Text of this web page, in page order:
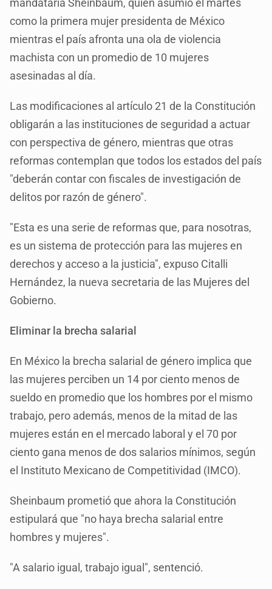
mandataria Sheinbaum, quien asumió el martes
como la primera mujer presidenta de México
mientras el país afronta una ola de violencia
machista con un promedio de 10 mujeres
asesinadas al día.
Las modificaciones al artículo 21 de la Constitución
obligarán a las instituciones de seguridad a actuar
con perspectiva de género, mientras que otras
reformas contemplan que todos los estados del país
"deberán contar con fiscales de investigación de
delitos por razón de género".
"Esta es una serie de reformas que, para nosotras,
es un sistema de protección para las mujeres en
derechos y acceso a la justicia", expuso Citalli
Hernández, la nueva secretaria de las Mujeres del
Gobierno.
Eliminar la brecha salarial
En México la brecha salarial de género implica que
las mujeres perciben un 14 por ciento menos de
sueldo en promedio que los hombres por el mismo
trabajo, pero además, menos de la mitad de las
mujeres están en el mercado laboral y el 70 por
ciento gana menos de dos salarios mínimos, según
el Instituto Mexicano de Competitividad (IMCO).
Sheinbaum prometió que ahora la Constitución
estipulará que "no haya brecha salarial entre
hombres y mujeres".
"A salario igual, trabajo igual", sentenció.